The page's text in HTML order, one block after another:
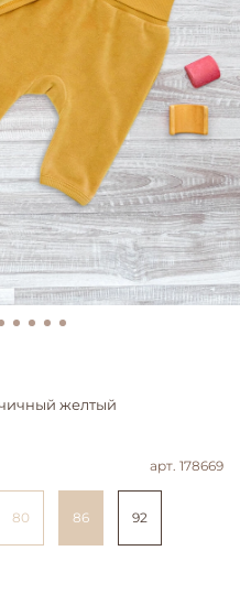
арт. 178669
желтый
80 86 92